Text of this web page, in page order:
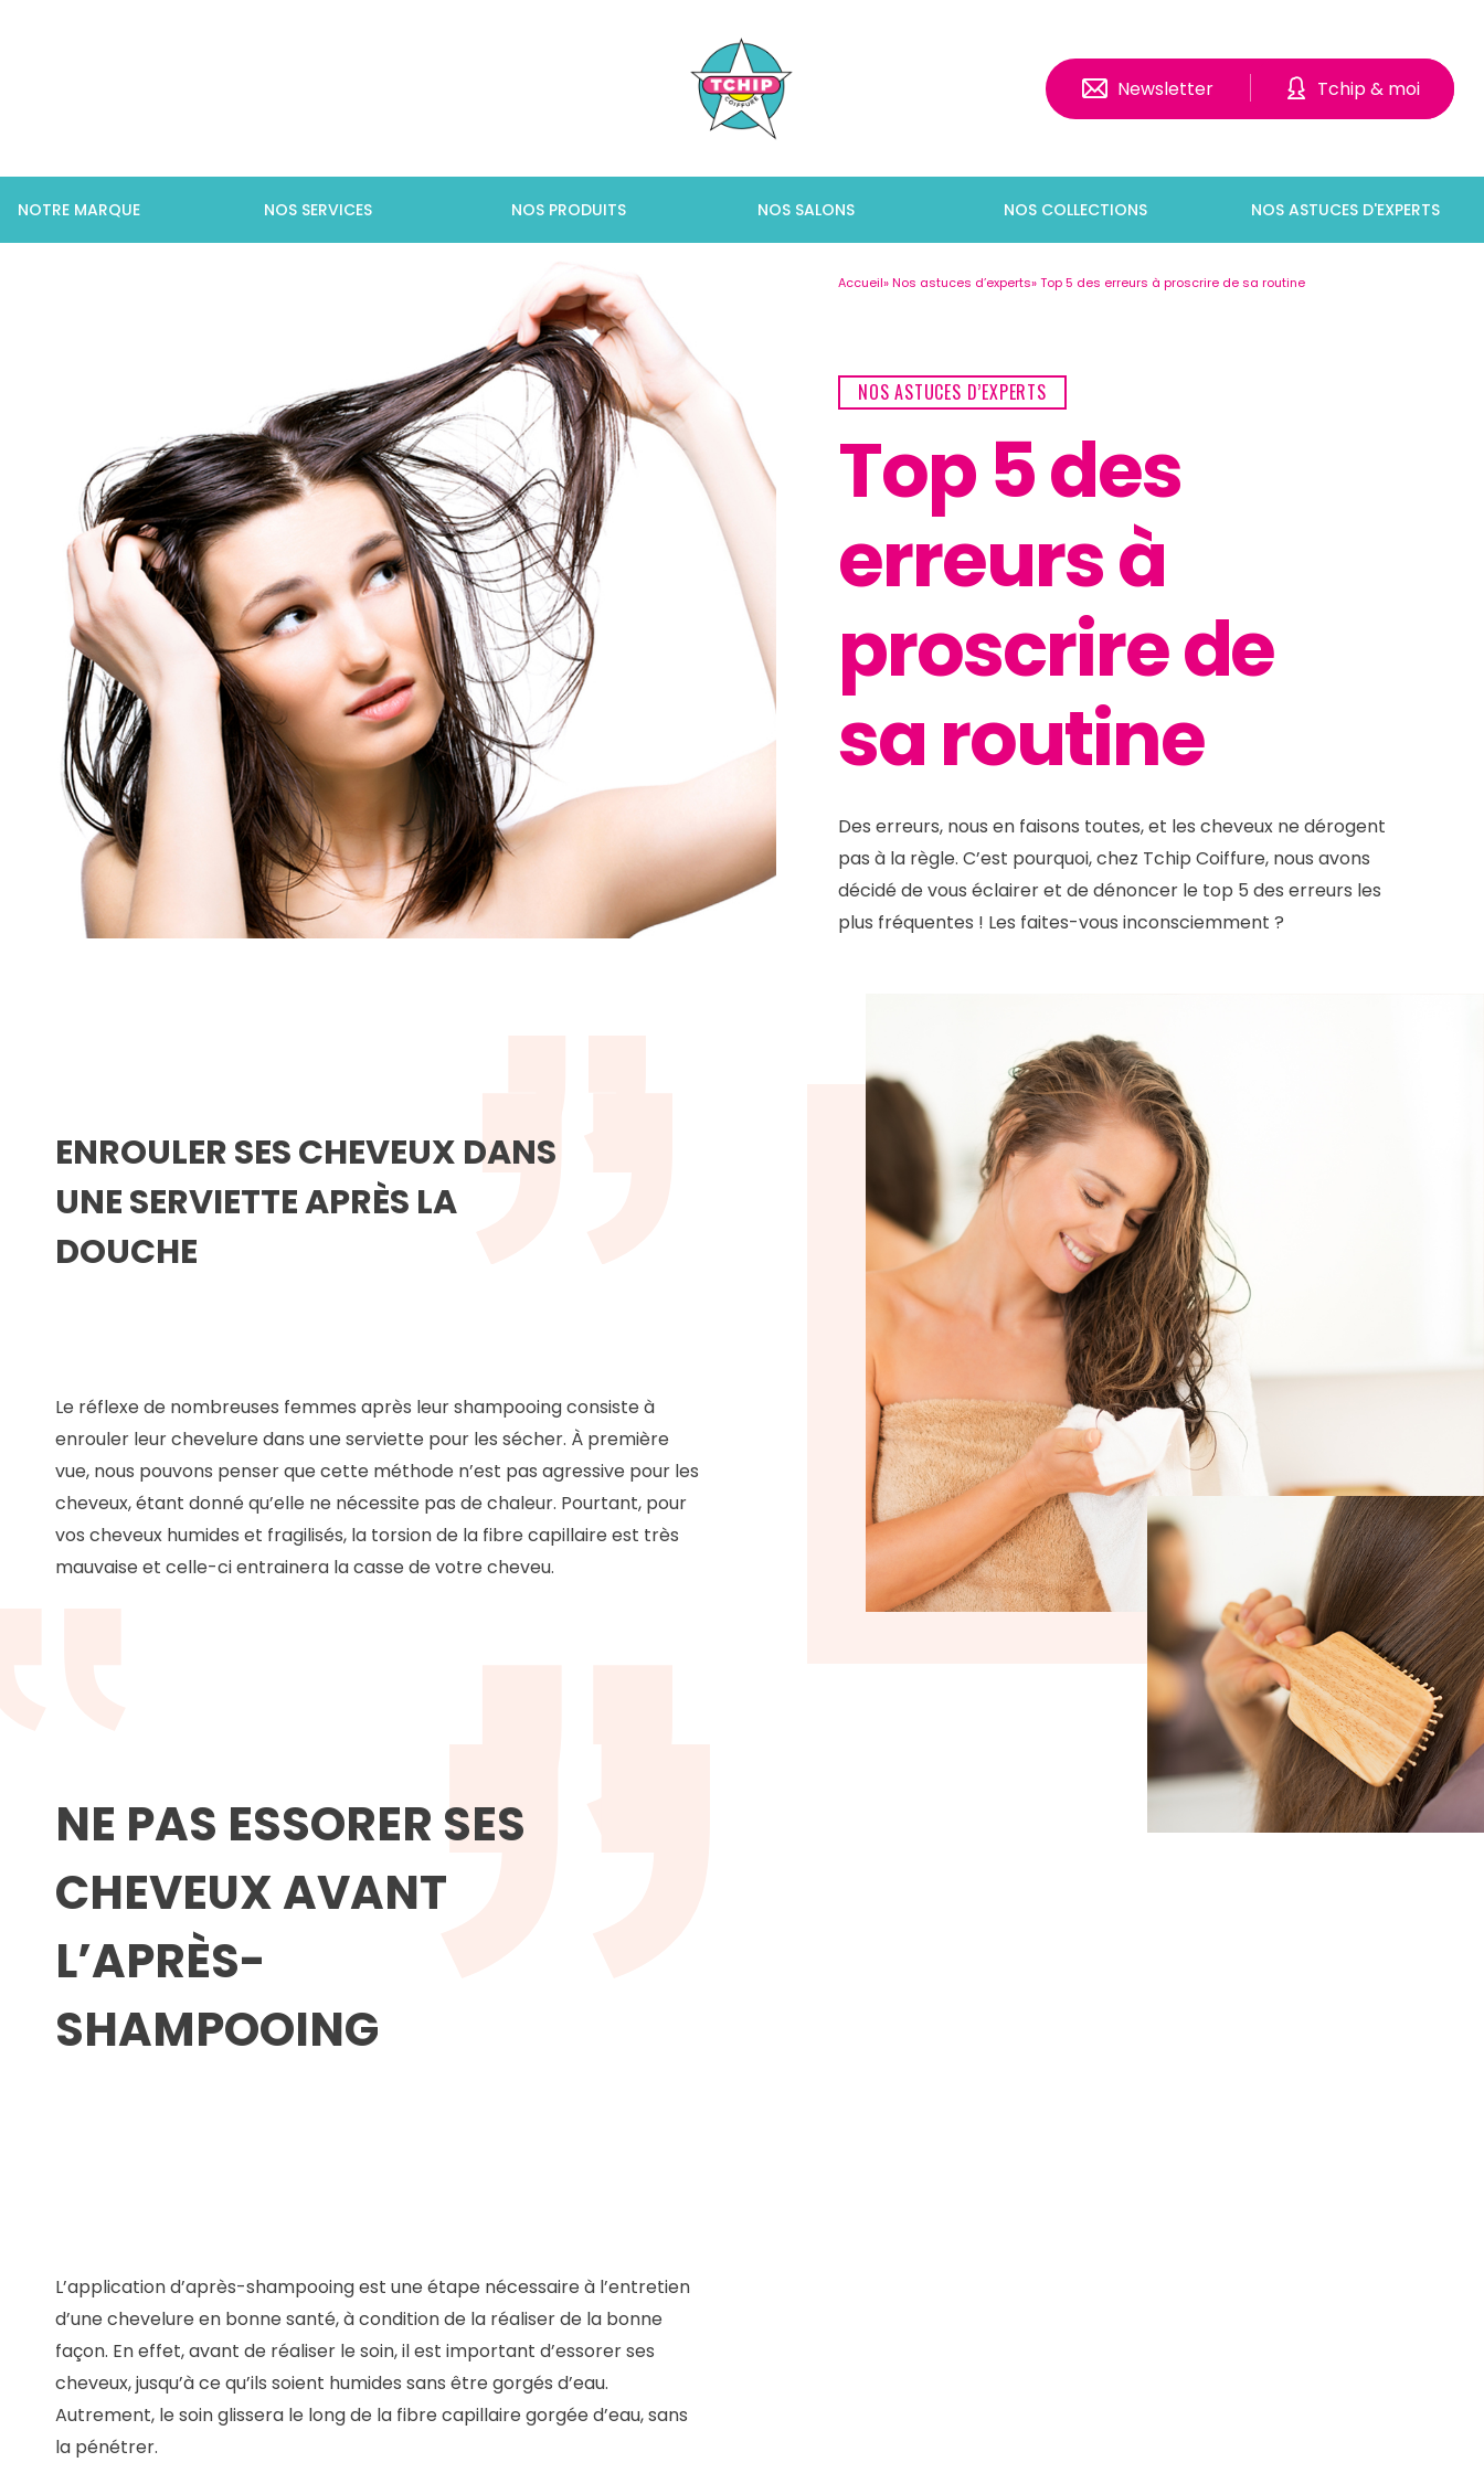
Newsletter Tchip & moi
NOTRE MARQUE NOS SERVICES NOS PRODUITS NOS SALONS NOS COLLECTIONS NOS ASTUCES D'EXPERTS
Accueil Nos astuces d’experts Top 5 des erreurs à proscrire de sa routine
NOS ASTUCES D’EXPERTS
Top 5 des
erreurs à
proscrire de
sa routine
Des erreurs, nous en faisons toutes, et les cheveux ne dérogent
pas à la règle. C’est pourquoi, chez Tchip Coiffure, nous avons
décidé de vous éclairer et de dénoncer le top 5 des erreurs les
plus fréquentes ! Les faites-vous inconsciemment ?
ENROULER SES CHEVEUX DANS
UNE SERVIETTE APRÈS LA
DOUCHE
Le réflexe de nombreuses femmes après leur shampooing consiste à
enrouler leur chevelure dans une serviette pour les sécher. À première
vue, nous pouvons penser que cette méthode n’est pas agressive pour les
cheveux, étant donné qu’elle ne nécessite pas de chaleur. Pourtant, pour
vos cheveux humides et fragilisés, la torsion de la fibre capillaire est très
mauvaise et celle-ci entrainera la casse de votre cheveu.
NE PAS ESSORER SES
CHEVEUX AVANT
L’APRÈS-
SHAMPOOING
L’application d’après-shampooing est une étape nécessaire à l’entretien
d’une chevelure en bonne santé, à condition de la réaliser de la bonne
façon. En effet, avant de réaliser le soin, il est important d’essorer ses
cheveux, jusqu’à ce qu’ils soient humides sans être gorgés d’eau.
Autrement, le soin glissera le long de la fibre capillaire gorgée d’eau, sans
la pénétrer.